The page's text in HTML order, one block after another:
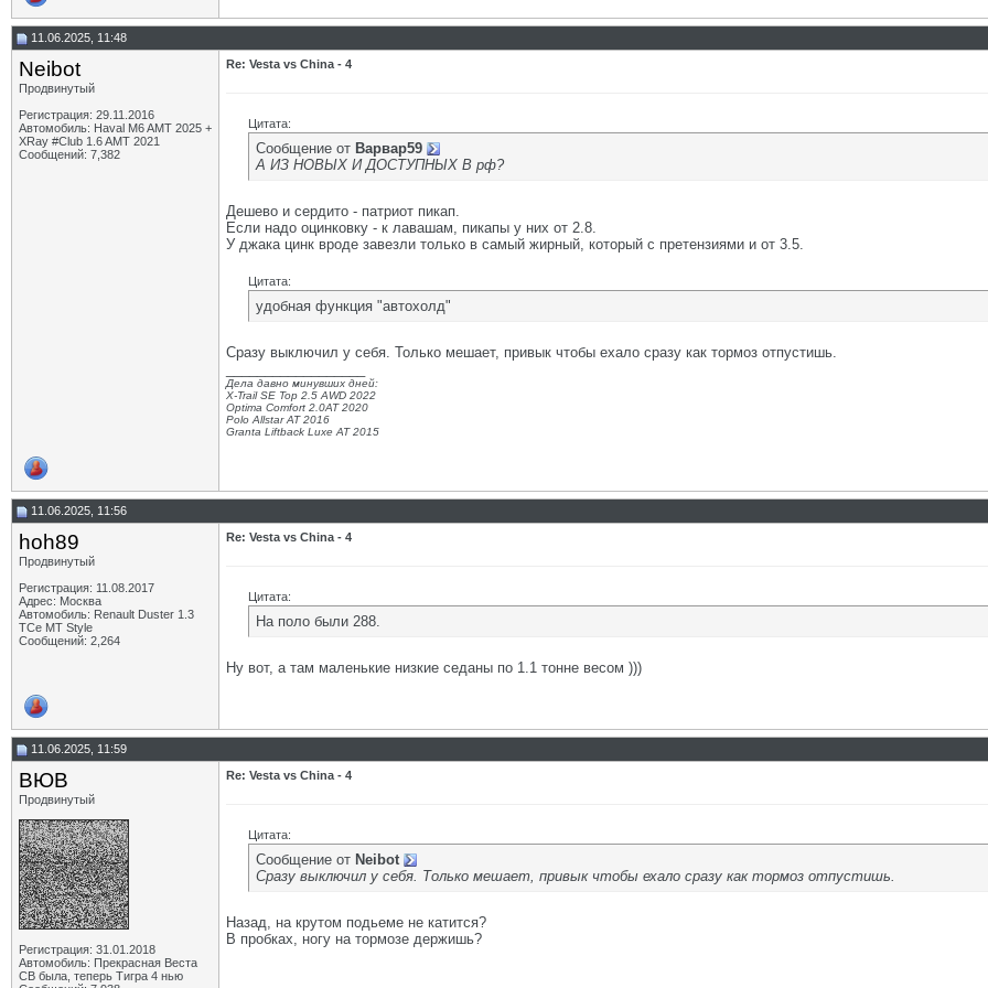
11.06.2025, 11:48
Neibot
Продвинутый
Регистрация: 29.11.2016
Автомобиль: Haval M6 AMT 2025 +
XRay #Club 1.6 AMT 2021
Сообщений: 7,382
Re: Vesta vs China - 4
Цитата:
Сообщение от Варвар59
А ИЗ НОВЫХ И ДОСТУПНЫХ В рф?
Дешево и сердито - патриот пикап.
Если надо оцинковку - к лавашам, пикапы у них от 2.8.
У джака цинк вроде завезли только в самый жирный, который с претензиями и от 3.5.
Цитата:
удобная функция "автохолд"
Сразу выключил у себя. Только мешает, привык чтобы ехало сразу как тормоз отпустишь.
Дела давно минувших дней:
X-Trail SE Top 2.5 AWD 2022
Optima Comfort 2.0AT 2020
Polo Allstar AT 2016
Granta Liftback Luxe AT 2015
11.06.2025, 11:56
hoh89
Продвинутый
Регистрация: 11.08.2017
Адрес: Москва
Автомобиль: Renault Duster 1.3
TCe MT Style
Сообщений: 2,264
Re: Vesta vs China - 4
Цитата:
На поло были 288.
Ну вот, а там маленькие низкие седаны по 1.1 тонне весом )))
11.06.2025, 11:59
ВЮВ
Продвинутый
Регистрация: 31.01.2018
Автомобиль: Прекрасная Веста
СВ была, теперь Тигра 4 нью
Re: Vesta vs China - 4
Цитата:
Сообщение от Neibot
Сразу выключил у себя. Только мешает, привык чтобы ехало сразу как тормоз отпустишь.
Назад, на крутом подьеме не катится?
В пробках, ногу на тормозе держишь?